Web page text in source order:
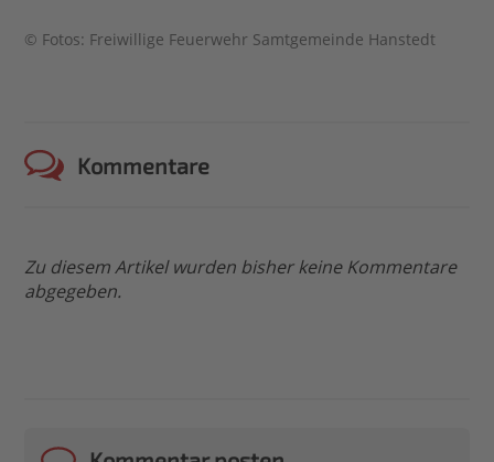
© Fotos: Freiwillige Feuerwehr Samtgemeinde Hanstedt
Kommentare
Zu diesem Artikel wurden bisher keine Kommentare
abgegeben.